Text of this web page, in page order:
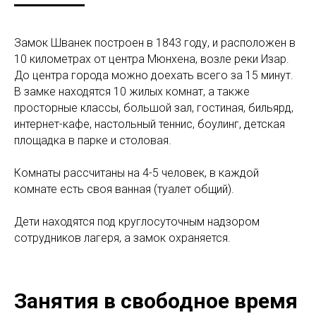
Замок Шванек построен в 1843 году, и расположен в
10 километрах от центра Мюнхена, возле реки Изар.
До центра города можно доехать всего за 15 минут.
В замке находятся 10 жилых комнат, а также
просторные классы, большой зал, гостиная, бильярд,
интернет-кафе, настольный теннис, боулинг, детская
площадка в парке и столовая.
Комнаты рассчитаны на 4-5 человек, в каждой
комнате есть своя ванная (туалет общий).
Дети находятся под круглосуточным надзором
сотрудников лагеря, а замок охраняется.
Занятия в свободное время